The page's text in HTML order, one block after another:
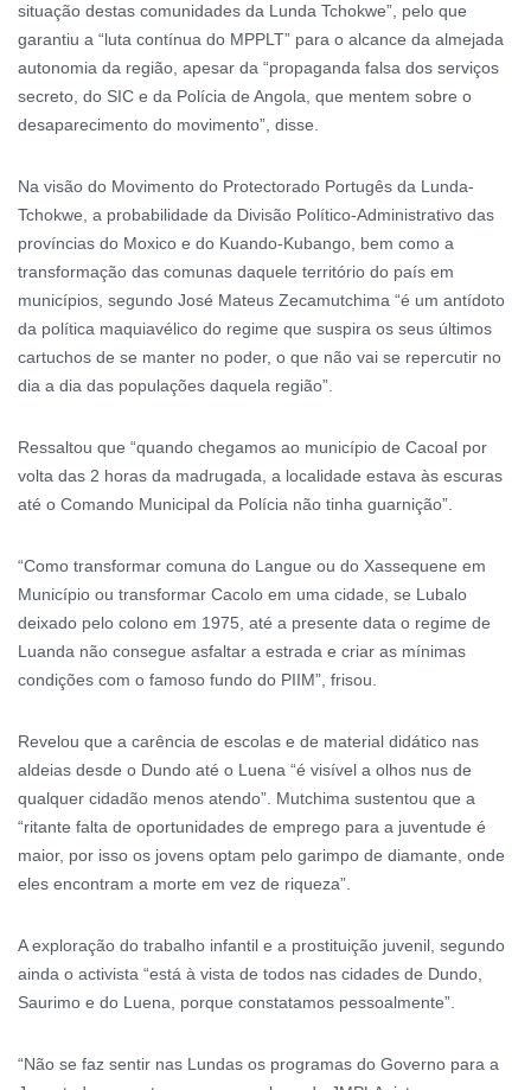
situação destas comunidades da Lunda Tchokwe”, pelo que
garantiu a “luta contínua do MPPLT” para o alcance da almejada
autonomia da região, apesar da “propaganda falsa dos serviços
secreto, do SIC e da Polícia de Angola, que mentem sobre o
desaparecimento do movimento”, disse.
Na visão do Movimento do Protectorado Portugês da Lunda-
Tchokwe, a probabilidade da Divisão Político-Administrativo das
províncias do Moxico e do Kuando-Kubango, bem como a
transformação das comunas daquele território do país em
municípios, segundo José Mateus Zecamutchima “é um antídoto
da política maquiavélico do regime que suspira os seus últimos
cartuchos de se manter no poder, o que não vai se repercutir no
dia a dia das populações daquela região”.
Ressaltou que “quando chegamos ao município de Cacoal por
volta das 2 horas da madrugada, a localidade estava às escuras
até o Comando Municipal da Polícia não tinha guarnição”.
“Como transformar comuna do Langue ou do Xassequene em
Município ou transformar Cacolo em uma cidade, se Lubalo
deixado pelo colono em 1975, até a presente data o regime de
Luanda não consegue asfaltar a estrada e criar as mínimas
condições com o famoso fundo do PIIM”, frisou.
Revelou que a carência de escolas e de material didático nas
aldeias desde o Dundo até o Luena “é visível a olhos nus de
qualquer cidadão menos atendo”. Mutchima sustentou que a
“ritante falta de oportunidades de emprego para a juventude é
maior, por isso os jovens optam pelo garimpo de diamante, onde
eles encontram a morte em vez de riqueza”.
A exploração do trabalho infantil e a prostituição juvenil, segundo
ainda o activista “está à vista de todos nas cidades de Dundo,
Saurimo e do Luena, porque constatamos pessoalmente”.
“Não se faz sentir nas Lundas os programas do Governo para a